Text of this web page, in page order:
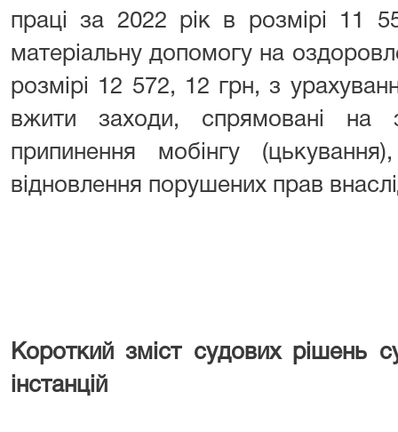
праці за 2022 рік в розмірі 11
матеріальну допомогу на
розмірі 12 572, 12 грн, з
вжити заходи, спрямовані на
припинення мобінгу
відновлення порушених прав
Короткий зміст судових рішень
інстанцій